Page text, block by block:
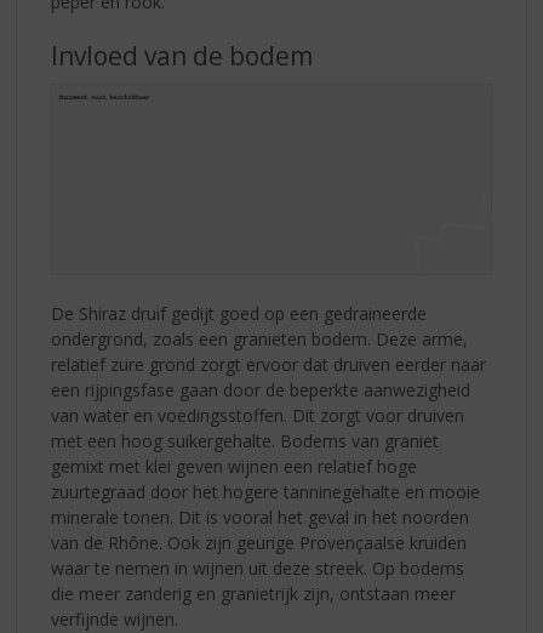
Invloed van de bodem
De Shiraz druif gedijt goed op een gedraineerde
ondergrond, zoals een granieten bodem. Deze arme,
relatief zure grond zorgt ervoor dat druiven eerder naar
een rijpingsfase gaan door de beperkte aanwezigheid
van water en voedingsstoffen. Dit zorgt voor druiven
met een hoog suikergehalte. Bodems van graniet
gemixt met klei geven wijnen een relatief hoge
zuurtegraad door het hogere tanninegehalte en mooie
minerale tonen. Dit is vooral het geval in het noorden
van de Rhône. Ook zijn geurige Provençaalse kruiden
waar te nemen in wijnen uit deze streek. Op bodems
die meer zanderig en granietrijk zijn, ontstaan meer
verfijnde wijnen.